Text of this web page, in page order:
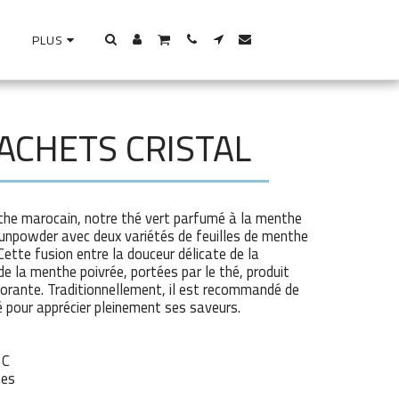
PLUS
CRISTAL
marocain, notre thé vert parfumé à la menthe
avec deux variétés de feuilles de menthe
fusion entre la douceur délicate de la
la menthe poivrée, portées par le thé, produit
Traditionnellement, il est recommandé de
apprécier pleinement ses saveurs.